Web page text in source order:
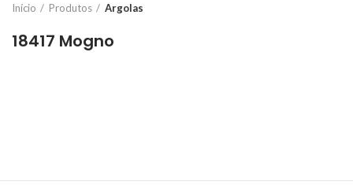
Início Produtos Argolas
18417 Mogno